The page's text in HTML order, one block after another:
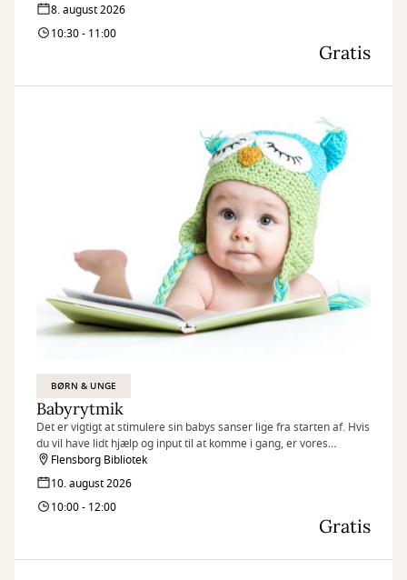
8. august 2026
10:30 - 11:00
Gratis
BØRN & UNGE
Babyrytmik
Det er vigtigt at stimulere sin babys sanser lige fra starten af. Hvis
du vil have lidt hjælp og input til at komme i gang, er vores
babyrytmik-sessions på biblioteket måske det rigtige tilbud til dig.
Husk at tilmelde dig senest dagen før!
Flensborg Bibliotek
10. august 2026
10:00 - 12:00
Gratis